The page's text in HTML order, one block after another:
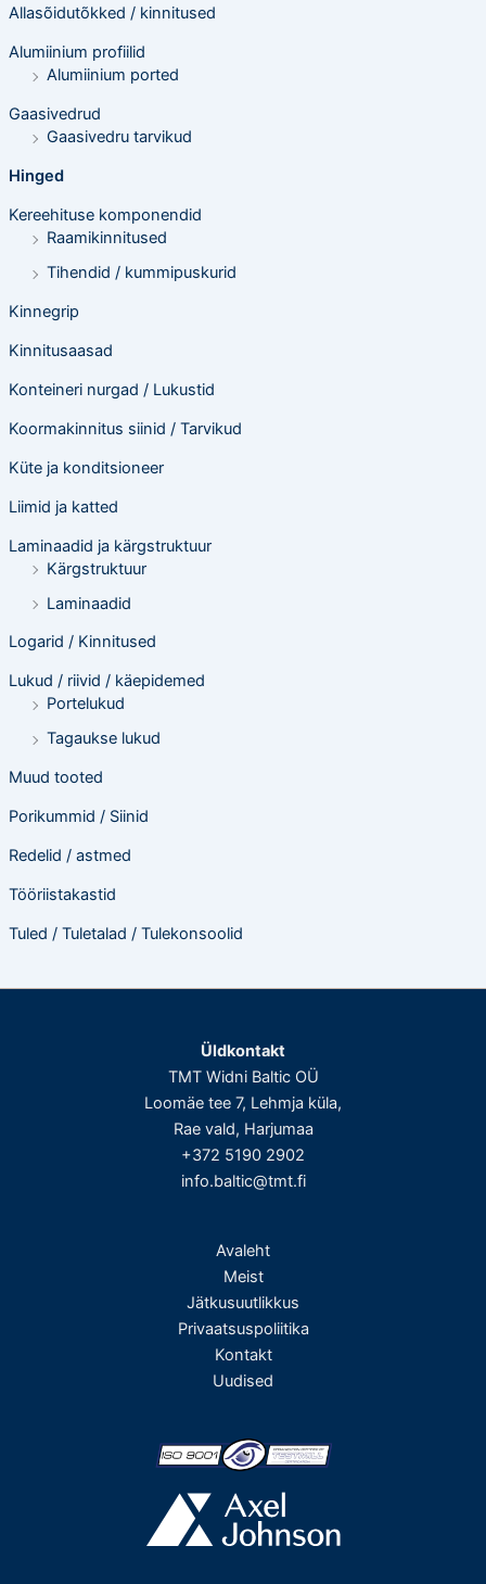
o
t
s
i
n
g
Allasõidutõkked / kinnitused
Alumiinium profiilid
Alumiinium ported
Gaasivedrud
Gaasivedru tarvikud
Hinged
Kereehituse komponendid
Raamikinnitused
Tihendid / kummipuskurid
Kinnegrip
Kinnitusaasad
Konteineri nurgad / Lukustid
Koormakinnitus siinid / Tarvikud
Küte ja konditsioneer
Liimid ja katted
Laminaadid ja kärgstruktuur
Kärgstruktuur
Laminaadid
Logarid / Kinnitused
Lukud / riivid / käepidemed
Portelukud
Tagaukse lukud
Muud tooted
Porikummid / Siinid
Redelid / astmed
Tööriistakastid
Tuled / Tuletalad / Tulekonsoolid
Üldkontakt
TMT Widni Baltic OÜ
Loomäe tee 7, Lehmja küla,
Rae vald, Harjumaa
+372 5190 2902
info.baltic@tmt.fi
Avaleht
Meist
Jätkusuutlikkus
Privaatsuspoliitika
Kontakt
Uudised